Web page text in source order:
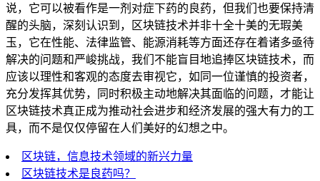
说，它可以被看作是一剂对症下药的良药，但我们也要保持清
醒的头脑，深刻认识到，区块链技术并非十全十美的无瑕美
玉，它在性能、法律监管、能源消耗等方面还存在着诸多亟待
解决的问题和严峻挑战，我们不能盲目地追捧区块链技术，而
应该以理性和客观的态度去审视它，如同一位谨慎的投资者，
充分发挥其优势，同时积极主动地解决其面临的问题，才能让
区块链技术真正成为推动社会进步和经济发展的强大有力的工
具，而不是仅仅停留在人们美好的幻想之中。
区块链，信息技术领域的新兴力量
区块链技术是良药吗？